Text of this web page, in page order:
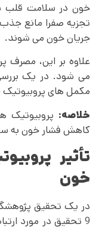
خون در سلامت قلب
تجزیه صفرا مانع
جریان خون می شوند.
علاوه بر این،
می شود. در یک
مکمل های
خلاصه:
کاهش فشار خون به
تأثیر
خون
در یک تحقیق
9 تحقیق در مورد